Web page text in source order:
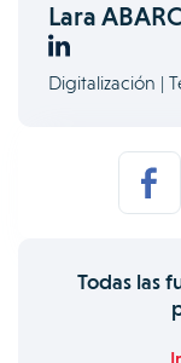
Lara
Digitalización |
Todas las